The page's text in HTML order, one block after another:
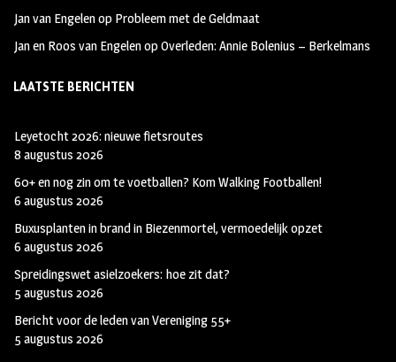
Jan van Engelenop Probleem met de Geldmaat
Jan en Roos van EngelenopOverleden: Annie Bolenius – Berkelmans
LAATSTE BERICHTEN
Leyetocht 2026: nieuwe fietsroutes
8 augustus 2026
60+ en nog zin om te voetballen? Kom Walking Footballen!
6 augustus 2026
Buxusplanten in brand in Biezenmortel, vermoedelijk opzet
6 augustus 2026
Spreidingswet asielzoekers: hoe zit dat?
5 augustus 2026
Bericht voor de leden van Vereniging 55+
5 augustus 2026